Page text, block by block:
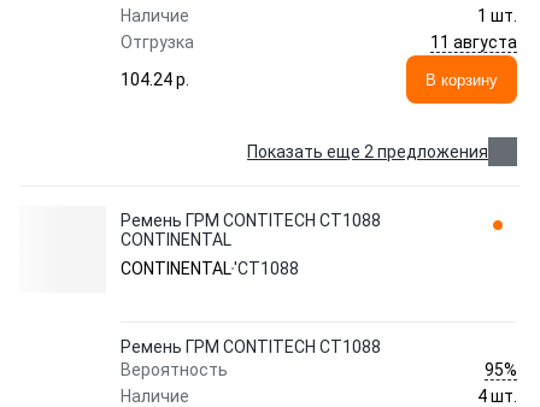
Наличие
1 шт.
Отгрузка
11 августа
104.24 p.
В корзину
Показать еще 2 предложения
Ремень ГРМ CONTITECH CT1088
CONTINENTAL
CONTINENTAL'CT1088
Ремень ГРМ CONTITECH CT1088
Вероятность
95%
Наличие
4 шт.